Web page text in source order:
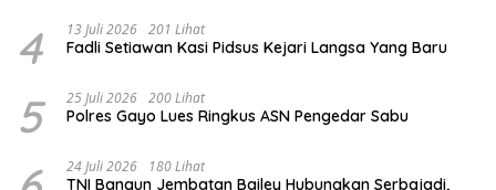
4 13 Juli 2026 201 Lihat
Fadli Setiawan Kasi Pidsus Kejari Langsa Yang Baru
5 25 Juli 2026 200 Lihat
Polres Gayo Lues Ringkus ASN Pengedar Sabu
24 Juli 2026 180 Lihat
TNI Bangun Jembatan Bailey Hubungkan Serbajadi,